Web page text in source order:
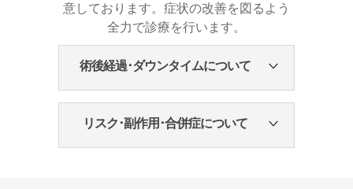
意しております。症状の改善を図るよう
全力で診療を行います。
術後経過･ダウンタイムについて
手術後の腫れ
7〜10日で引いていきます。仕上が
リスク･副作用･合併症について